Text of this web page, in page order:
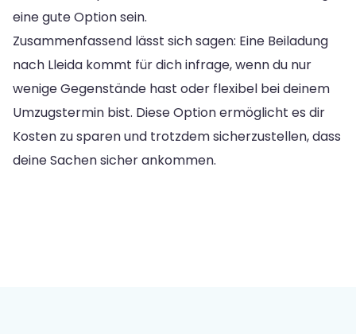
eine gute Option sein.
Zusammenfassend lässt sich sagen: Eine Beiladung
nach Lleida kommt für dich infrage, wenn du nur
wenige Gegenstände hast oder flexibel bei deinem
Umzugstermin bist. Diese Option ermöglicht es dir
Kosten zu sparen und trotzdem sicherzustellen, dass
deine Sachen sicher ankommen.